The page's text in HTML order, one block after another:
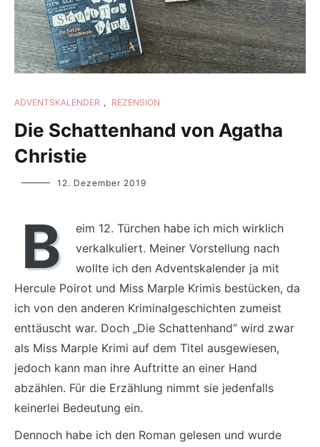
ADVENTSKALENDER , REZENSION
Die Schattenhand von Agatha
Christie
Yvonne
12. Dezember 2019
B
eim 12. Türchen habe ich mich wirklich
verkalkuliert. Meiner Vorstellung nach
wollte ich den Adventskalender ja mit
Hercule Poirot und Miss Marple Krimis bestücken, da
ich von den anderen Kriminalgeschichten zumeist
enttäuscht war. Doch „Die Schattenhand“ wird zwar
als Miss Marple Krimi auf dem Titel ausgewiesen,
jedoch kann man ihre Auftritte an einer Hand
abzählen. Für die Erzählung nimmt sie jedenfalls
keinerlei Bedeutung ein.
Dennoch habe ich den Roman gelesen und wurde